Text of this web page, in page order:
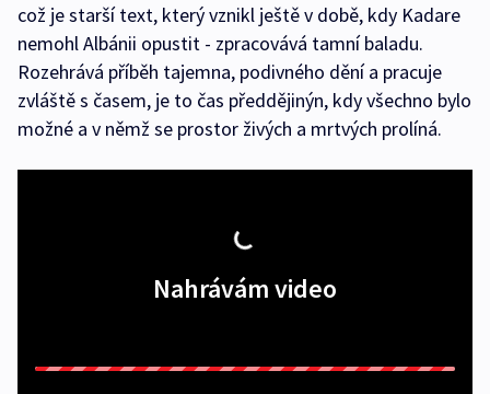
což je starší text, který vznikl ještě v době, kdy Kadare
nemohl Albánii opustit - zpracovává tamní baladu.
Rozehrává příběh tajemna, podivného dění a pracuje
zvláště s časem, je to čas předdějinýn, kdy všechno bylo
možné a v němž se prostor živých a mrtvých prolíná.
Nahrávám video